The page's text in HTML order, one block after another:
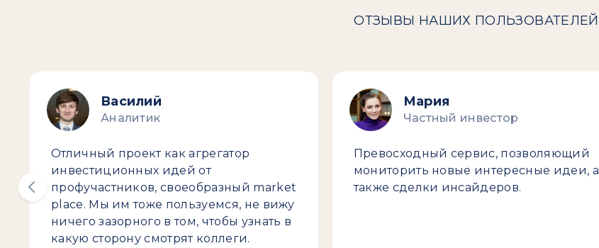
ОТЗЫВЫ НАШИХ ПОЛЬЗОВАТЕЛЕЙ
Василий
Аналитик
Отличный проект как агрегатор
инвестиционных идей от
профучастников, своеобразный market
place. Мы им тоже пользуемся, не вижу
ничего зазорного в том, чтобы узнать в
какую сторону смотрят коллеги.
Мария
Частный инвестор
Превосходный сервис, позволяющий
мониторить новые интересные идеи, а
также сделки инсайдеров.